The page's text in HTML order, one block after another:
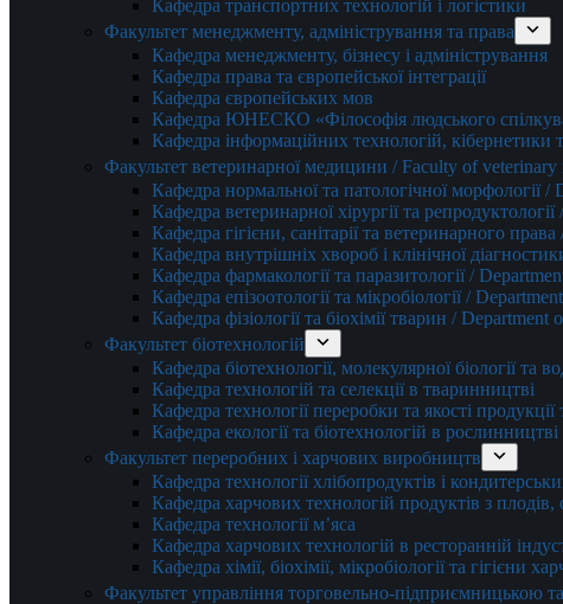
Кафедра транспортних технологій і логістики
Факультет менеджменту, адміністрування та права
Кафедра менеджменту, бізнесу і адміністрування
Кафедра права та європейської інтеграції
Кафедра європейських мов
Кафедра ЮНЕСКО «Філософія людського
Кафедра інформаційних технологій, кібернетики
Факультет ветеринарної медицини / Faculty of veterinary
Кафедра нормальної та патологічної
Кафедра ветеринарної хірургії та
Кафедра гігієни, санітарії та ветеринарного
Кафедра внутрішніх хвороб і клінічної
Кафедра фармакології та паразитології /
Кафедра епізоотології та мікробіології /
Кафедра фізіології та біохімії тварин /
Факультет біотехнологій
Кафедра біотехнології, молекулярної біології та
Кафедра технологій та селекції в тваринництві
Кафедра технології переробки та якості
Кафедра екології та біотехнологій в рослинництві
Факультет переробних і харчових виробництв
Кафедра технології хлібопродуктів і
Кафедра харчових технологій продуктів з
Кафедра технології м’яса
Кафедра харчових технологій в ресторанній
Кафедра хімії, біохімії, мікробіології та гігієни
Факультет управління торговельно-підприємницькою